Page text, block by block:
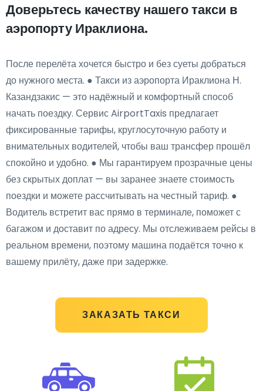
ЗАКАЗАТЬ ТАКСИ
Доверьтесь качеству нашего такси в
аэропорту Ираклиона.
После перелёта хочется быстро и без суеты добраться
до нужного места. ● Такси из аэропорта Ираклиона Н.
Казандзакис — это надёжный и комфортный способ
начать поездку. Сервис AirportTaxis предлагает
фиксированные тарифы, круглосуточную работу и
внимательных водителей, чтобы ваш трансфер прошёл
спокойно и удобно. ● Мы гарантируем прозрачные цены
без скрытых доплат — вы заранее знаете стоимость
поездки и можете рассчитывать на честный тариф. ●
Водитель встретит вас прямо в терминале, поможет с
багажом и доставит по адресу. Мы отслеживаем рейсы в
реальном времени, поэтому машина подаётся точно к
вашему прилёту, даже при задержке.